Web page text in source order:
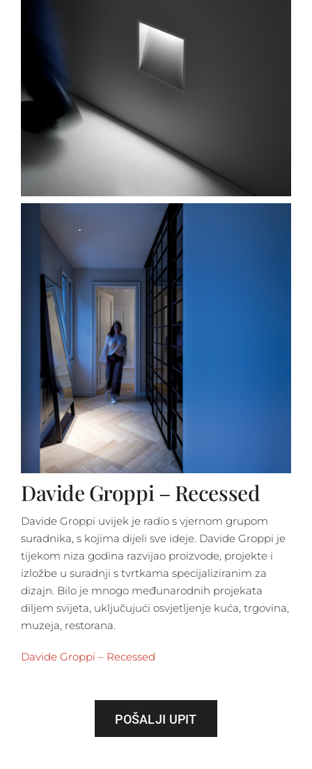
Davide Groppi – Recessed
Davide Groppi uvijek je radio s vjernom grupom
suradnika, s kojima dijeli sve ideje. Davide Groppi je
tijekom niza godina razvijao proizvode, projekte i
izložbe u suradnji s tvrtkama specijaliziranim za
dizajn. Bilo je mnogo međunarodnih projekata
diljem svijeta, uključujući osvjetljenje kuća, trgovina,
muzeja, restorana.
Davide Groppi – Recessed
POŠALJI UPIT